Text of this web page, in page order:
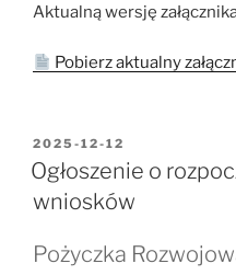
Aktualną wersję
Pobierz aktualny
OPUBLIKOWANE
W
2025-12-12
Ogłoszenie o
wniosków
Pożyczka